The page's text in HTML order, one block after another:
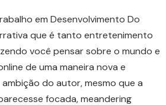
em Desenvolvimento Do
que é tanto entretenimento
você pensar sobre o mundo e
de uma maneira nova e
do autor, mesmo que a
focada, meandering